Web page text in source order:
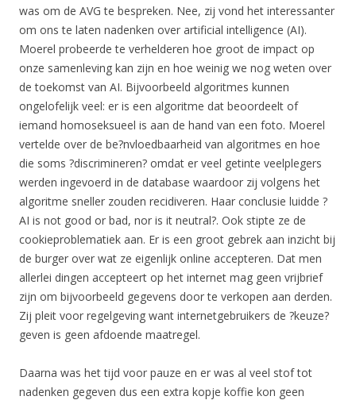
was om de AVG te bespreken. Nee, zij vond het interessanter
om ons te laten nadenken over artificial intelligence (AI).
Moerel probeerde te verhelderen hoe groot de impact op
onze samenleving kan zijn en hoe weinig we nog weten over
de toekomst van AI. Bijvoorbeeld algoritmes kunnen
ongelofelijk veel: er is een algoritme dat beoordeelt of
iemand homoseksueel is aan de hand van een foto. Moerel
vertelde over de be?nvloedbaarheid van algoritmes en hoe
die soms ?discrimineren? omdat er veel getinte veelplegers
werden ingevoerd in de database waardoor zij volgens het
algoritme sneller zouden recidiveren. Haar conclusie luidde ?
AI is not good or bad, nor is it neutral?. Ook stipte ze de
cookieproblematiek aan. Er is een groot gebrek aan inzicht bij
de burger over wat ze eigenlijk online accepteren. Dat men
allerlei dingen accepteert op het internet mag geen vrijbrief
zijn om bijvoorbeeld gegevens door te verkopen aan derden.
Zij pleit voor regelgeving want internetgebruikers de ?keuze?
geven is geen afdoende maatregel.
Daarna was het tijd voor pauze en er was al veel stof tot
nadenken gegeven dus een extra kopje koffie kon geen